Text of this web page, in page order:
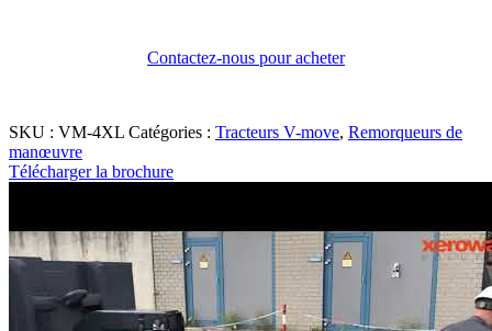
Contactez-nous pour acheter
SKU : VM-4XL Catégories : Tracteurs V-move, Remorqueurs de
manœuvre
Télécharger la brochure